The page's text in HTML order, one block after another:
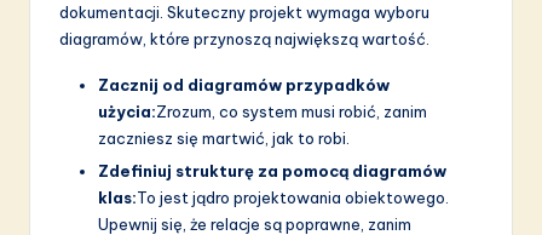
dokumentacji. Skuteczny projekt wymaga wyboru
diagramów, które przynoszą największą wartość.
Zacznij od diagramów przypadków
użycia:Zrozum, co system musi robić, zanim
zaczniesz się martwić, jak to robi.
Zdefiniuj strukturę za pomocą diagramów
klas:To jest jądro projektowania obiektowego.
Upewnij się, że relacje są poprawne, zanim